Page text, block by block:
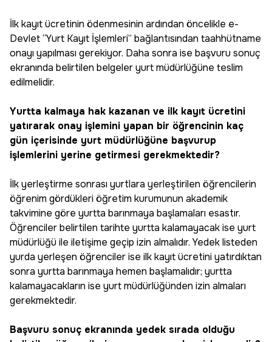
İlk kayıt ücretinin ödenmesinin ardından öncelikle e-
Devlet “Yurt Kayıt İşlemleri” bağlantısından taahhütname
onayı yapılması gerekiyor. Daha sonra ise başvuru sonuç
ekranında belirtilen belgeler yurt müdürlüğüne teslim
edilmelidir.
Yurtta kalmaya hak kazanan ve ilk kayıt ücretini
yatırarak onay işlemini yapan bir öğrencinin kaç
gün içerisinde yurt müdürlüğüne başvurup
işlemlerini yerine getirmesi gerekmektedir?
İlk yerleştirme sonrası yurtlara yerleştirilen öğrencilerin
öğrenim gördükleri öğretim kurumunun akademik
takvimine göre yurtta barınmaya başlamaları esastır.
Öğrenciler belirtilen tarihte yurtta kalamayacak ise yurt
müdürlüğü ile iletişime geçip izin almalıdır. Yedek listeden
yurda yerleşen öğrenciler ise ilk kayıt ücretini yatırdıktan
sonra yurtta barınmaya hemen başlamalıdır; yurtta
kalamayacakların ise yurt müdürlüğünden izin almaları
gerekmektedir.
Başvuru sonuç ekranında yedek sırada olduğu